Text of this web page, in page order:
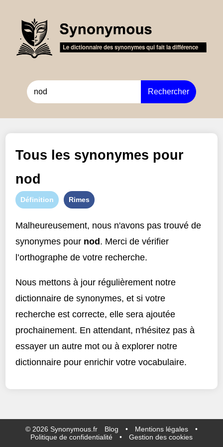
Rechercher
Tous les synonymes pour
nod
Définition Rimes
Malheureusement, nous n'avons pas trouvé de
synonymes pour nod . Merci de vérifier
l’orthographe de votre recherche.
Nous mettons à jour régulièrement notre
dictionnaire de synonymes, et si votre
recherche est correcte, elle sera ajoutée
prochainement. En attendant, n'hésitez pas à
essayer un autre mot ou à explorer notre
dictionnaire pour enrichir votre vocabulaire.
© 2026 Synonymous.fr Blog • Mentions légales
•
Politique de confidentialité
• Gestion des cookies